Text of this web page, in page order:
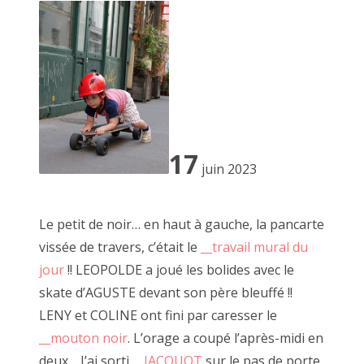
2016 septembre
2016 août
2016 juillet
2016 juin
2016 mai
2016 mars
2016 février
2016 janvier
2015 décembre
17 juin 2023
Le petit de noir… en haut à gauche, la pancarte
vissée de travers, c’était le
__travail mural du
jour!! LEOPOLDE a joué les bolides avec le
skate d’AGUSTE devant son père bleuffé !!
LENY et COLINE ont fini par caresser le
__mouton noir. L’orage a coupé l’après-midi en
deux… J’ai sorti
__JACQUOT sur le pas de porte,
Encadré doré, 29 juin 2019